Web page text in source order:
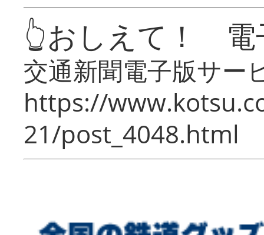
👆おしえて！ 電
交通新聞電子版サー
https://
21/post_4048.html